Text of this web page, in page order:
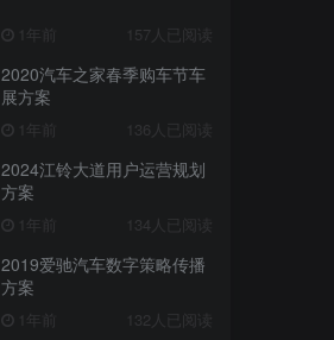
1年前 157人已阅读
2020汽车之家春季购车节车
展方案
1年前 136人已阅读
2024江铃大道用户运营规划
方案
1年前 134人已阅读
2019爱驰汽车数字策略传播
方案
1年前 132人已阅读